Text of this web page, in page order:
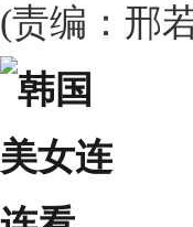
(责编：邢